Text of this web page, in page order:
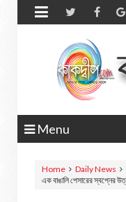

Menu
Home Daily News
এক বাঙালি পেসারের স্বপ্নের